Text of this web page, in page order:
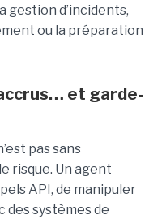
gestion d’incidents,
ou la préparation
et garde-
pas sans
risque. Un agent
API, de manipuler
des systèmes de